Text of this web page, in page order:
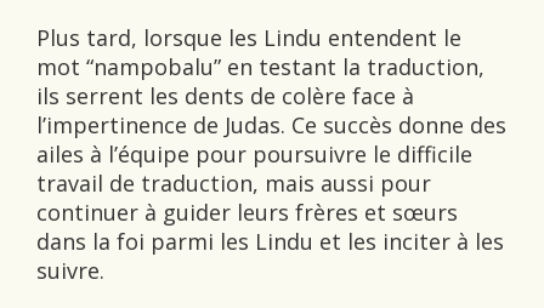
Plus tard, lorsque les Lindu entendent le
mot “nampobalu” en testant la traduction,
ils serrent les dents de colère face à
lʼimpertinence de Judas. Ce succès donne des
ailes à lʼéquipe pour poursuivre le difficile
travail de traduction, mais aussi pour
continuer à guider leurs frères et sœurs
dans la foi parmi les Lindu et les inciter à les
suivre.